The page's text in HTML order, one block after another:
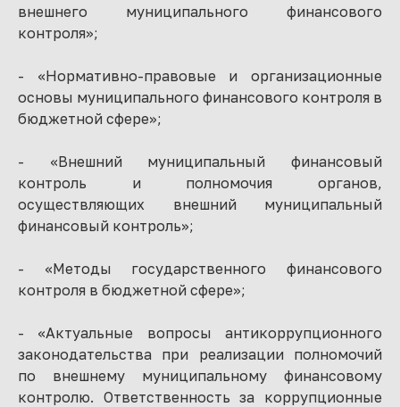
внешнего муниципального финансового
контроля»;
- «Нормативно-правовые и организационные
основы муниципального финансового контроля в
бюджетной сфере»;
- «Внешний муниципальный финансовый
контроль и полномочия органов,
осуществляющих внешний муниципальный
финансовый контроль»;
- «Методы государственного финансового
контроля в бюджетной сфере»;
- «Актуальные вопросы антикоррупционного
законодательства при реализации полномочий
по внешнему муниципальному финансовому
контролю. Ответственность за коррупционные